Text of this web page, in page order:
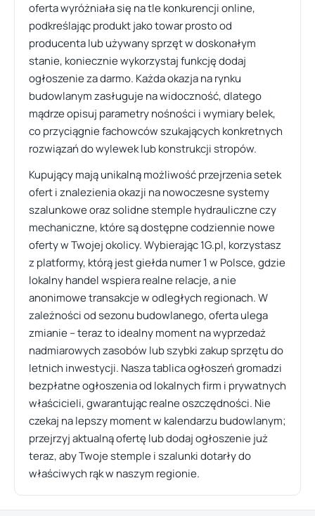
oferta wyróżniała się na tle konkurencji online,
podkreślając produkt jako towar prosto od
producenta lub używany sprzęt w doskonałym
stanie, koniecznie wykorzystaj funkcję dodaj
ogłoszenie za darmo. Każda okazja na rynku
budowlanym zasługuje na widoczność, dlatego
mądrze opisuj parametry nośności i wymiary belek,
co przyciągnie fachowców szukających konkretnych
rozwiązań do wylewek lub konstrukcji stropów.
Kupujący mają unikalną możliwość przejrzenia setek
ofert i znalezienia okazji na nowoczesne systemy
szalunkowe oraz solidne stemple hydrauliczne czy
mechaniczne, które są dostępne codziennie nowe
oferty w Twojej okolicy. Wybierając 1G.pl, korzystasz
z platformy, którą jest giełda numer 1 w Polsce, gdzie
lokalny handel wspiera realne relacje, a nie
anonimowe transakcje w odległych regionach. W
zależności od sezonu budowlanego, oferta ulega
zmianie – teraz to idealny moment na wyprzedaż
nadmiarowych zasobów lub szybki zakup sprzętu do
letnich inwestycji. Nasza tablica ogłoszeń gromadzi
bezpłatne ogłoszenia od lokalnych firm i prywatnych
właścicieli, gwarantując realne oszczędności. Nie
czekaj na lepszy moment w kalendarzu budowlanym;
przejrzyj aktualną ofertę lub dodaj ogłoszenie już
teraz, aby Twoje stemple i szalunki dotarły do
właściwych rąk w naszym regionie.